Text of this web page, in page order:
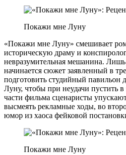
Покажи мне Луну
«Покажи мне Луну» смешивает
историческую драму и
невразумительная мешанина.
начинается сюжет заявленный в
подготовить студийный павильон
Луну, чтобы при неудачи пустить
части фильма сценаристы
высмеять рекламные ходы, во
юмор из хаоса фейковой
Покажи мне Луну